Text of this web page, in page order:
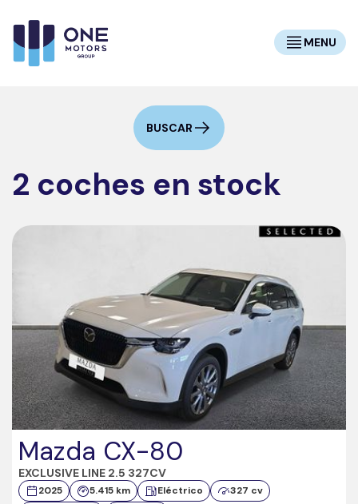
MENU
BUSCAR
2 coches en stock
Mazda CX-80
EXCLUSIVE LINE 2.5 327CV
2025 5.415 km Eléctrico
327 cv